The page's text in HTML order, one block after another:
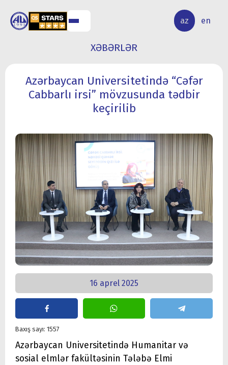
az en
ELMİ
TƏDQİQAT
XƏBƏRLƏR
Azərbaycan Universitetində “Cəfər
Cabbarlı irsi” mövzusunda tədbir
keçirilib
16 aprel 2025
Baxış sayı: 1557
Azərbaycan Universitetində Humanitar və
sosial elmlər fakültəsinin Tələbə Elmi